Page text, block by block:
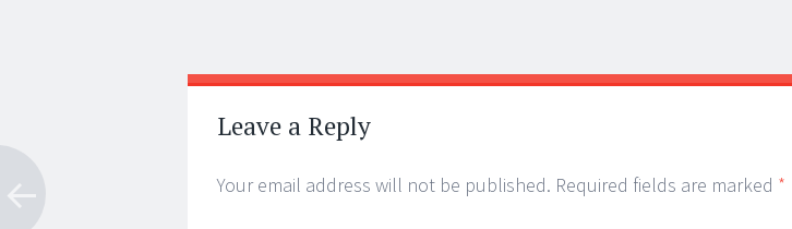
Post
navigation
←
→
Leave a Reply
Your email address will not be published. Required fields are marked *